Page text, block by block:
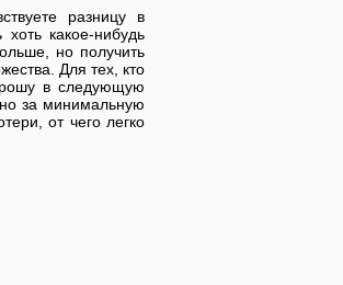
разницу в
какое-нибудь
но получить
Для тех, кто
в следующую
за минимальную
от чего легко